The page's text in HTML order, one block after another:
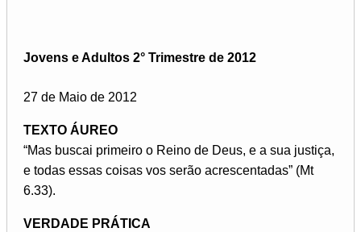
Jovens e Adultos 2° Trimestre de 2012
27 de Maio de 2012
TEXTO ÁUREO
“Mas buscai primeiro o Reino de Deus, e a sua justiça,
e todas essas coisas vos serão acrescentadas” (Mt
6.33).
VERDADE PRÁTICA